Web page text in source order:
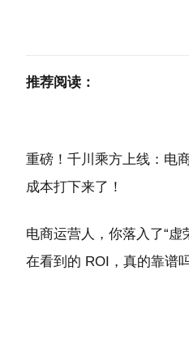
推荐阅读：
重磅！千川乘方上线：电
成本打下来了！
电商运营人，你落入了“虚
在看到的 ROI，真的靠谱